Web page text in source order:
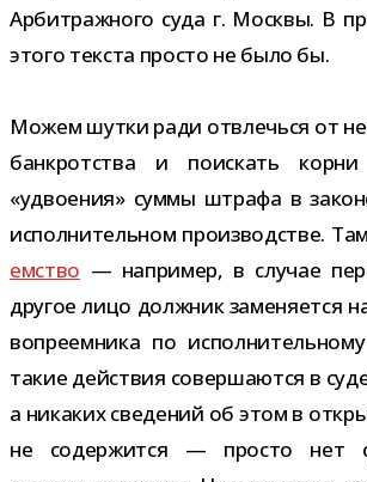
Арбитражного суда г. Москвы. В
этого тек­ста про­сто не было бы.
Можем шутки ради отвлечься от
банк­рот­ства и поис­кать корни
«удво­е­ния» суммы штрафа в
испол­ни­тель­ном про­из­вод­стве.
ем­ство — напри­мер, в слу­чае
дру­гое лицо долж­ник заме­ня­ется
во­пре­ем­ника по
такие дей­ствия совер­ша­ются в
а ника­ких све­де­ний об этом в
не содер­жится — про­сто нет